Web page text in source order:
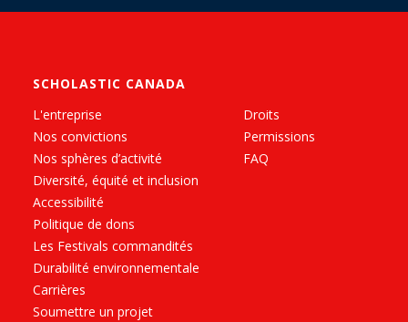
SCHOLASTIC CANADA
L'entreprise
Nos convictions
Nos sphères d’activité
Diversité, équité et inclusion
Accessibilité
Politique de dons
Les Festivals commandités
Durabilité environnementale
Carrières
Soumettre un projet
Droits
Permissions
FAQ